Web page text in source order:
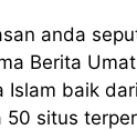
anda
Berita
Islam baik
50 situs